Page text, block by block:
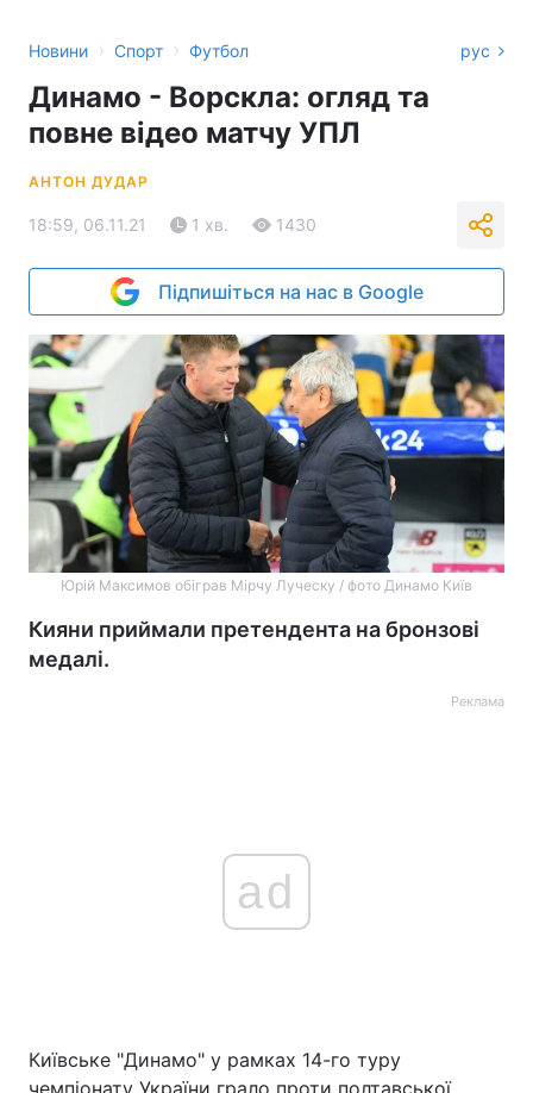
Новини › Спорт › Футбол рус
Динамо - Ворскла: огляд та
повне відео матчу УПЛ
АНТОН ДУДАР
18:59, 06.11.21 1 хв. 1430
Підпишіться на нас в Google
Юрій Максимов обіграв Мірчу Луческу / фото Динамо Київ
Кияни приймали претендента на бронзові
медалі.
Реклама
ad
Київське "Динамо" у рамках 14-го туру
чемпіонату України грало проти полтавської